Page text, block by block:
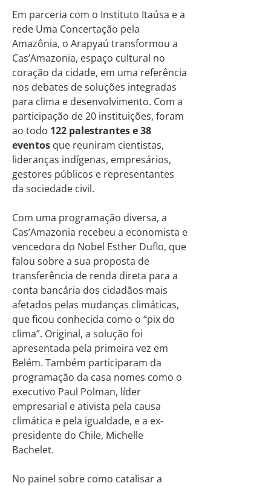
Em parceria com o Instituto Itaúsa e a
rede Uma Concertação pela
Amazônia, o Arapyaú transformou a
Cas’Amazonia, espaço cultural no
coração da cidade, em uma referência
nos debates de soluções integradas
para clima e desenvolvimento. Com a
participação de 20 instituições, foram
ao todo 122 palestrantes e 38
eventos que reuniram cientistas,
lideranças indígenas, empresários,
gestores públicos e representantes
da sociedade civil.
Com uma programação diversa, a
Cas’Amazonia recebeu a economista e
vencedora do Nobel Esther Duflo, que
falou sobre a sua proposta de
transferência de renda direta para a
conta bancária dos cidadãos mais
afetados pelas mudanças climáticas,
que ficou conhecida como o “pix do
clima”. Original, a solução foi
apresentada pela primeira vez em
Belém. Também participaram da
programação da casa nomes como o
executivo Paul Polman, líder
empresarial e ativista pela causa
climática e pela igualdade, e a ex-
presidente do Chile, Michelle
Bachelet.
No painel sobre como catalisar a